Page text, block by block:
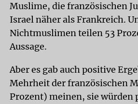
Muslime, die französischen
Israel näher als Frankreich.
Nichtmuslimen teilen 53
Aussage.
Aber es gab auch positive
Mehrheit der französischen
Prozent) meinen, sie würden